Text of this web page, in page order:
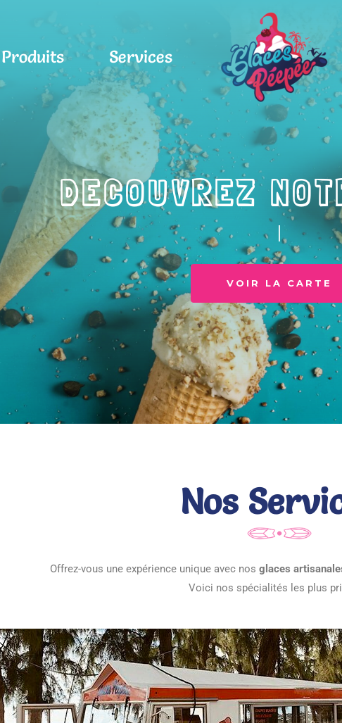
Produits Services
DECOUVREZ
|
VOIR LA CARTE
Nos
Offrez-vous une expérience unique avec nos glaces
Voici nos spécialités les plus